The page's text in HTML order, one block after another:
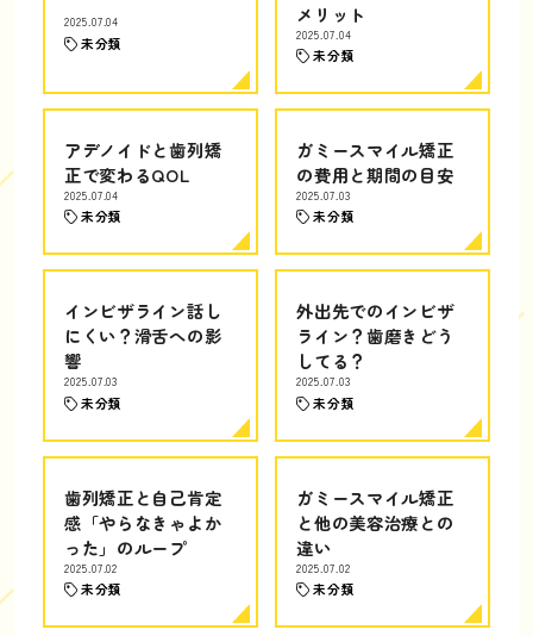
2025.07.04
未分類
メリット
2025.07.04
未分類
アデノイドと歯列矯
正で変わるQOL
2025.07.04
未分類
ガミースマイル矯正
の費用と期間の目安
2025.07.03
未分類
インビザライン話し
にくい？滑舌への影
響
2025.07.03
未分類
外出先でのインビザ
ライン？歯磨きどう
してる？
2025.07.03
未分類
歯列矯正と自己肯定
感「やらなきゃよか
った」のループ
2025.07.02
未分類
ガミースマイル矯正
と他の美容治療との
違い
2025.07.02
未分類